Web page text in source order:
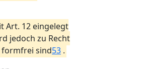
Art. 12 eingelegt
jedoch zu Recht
formfrei sind53 .